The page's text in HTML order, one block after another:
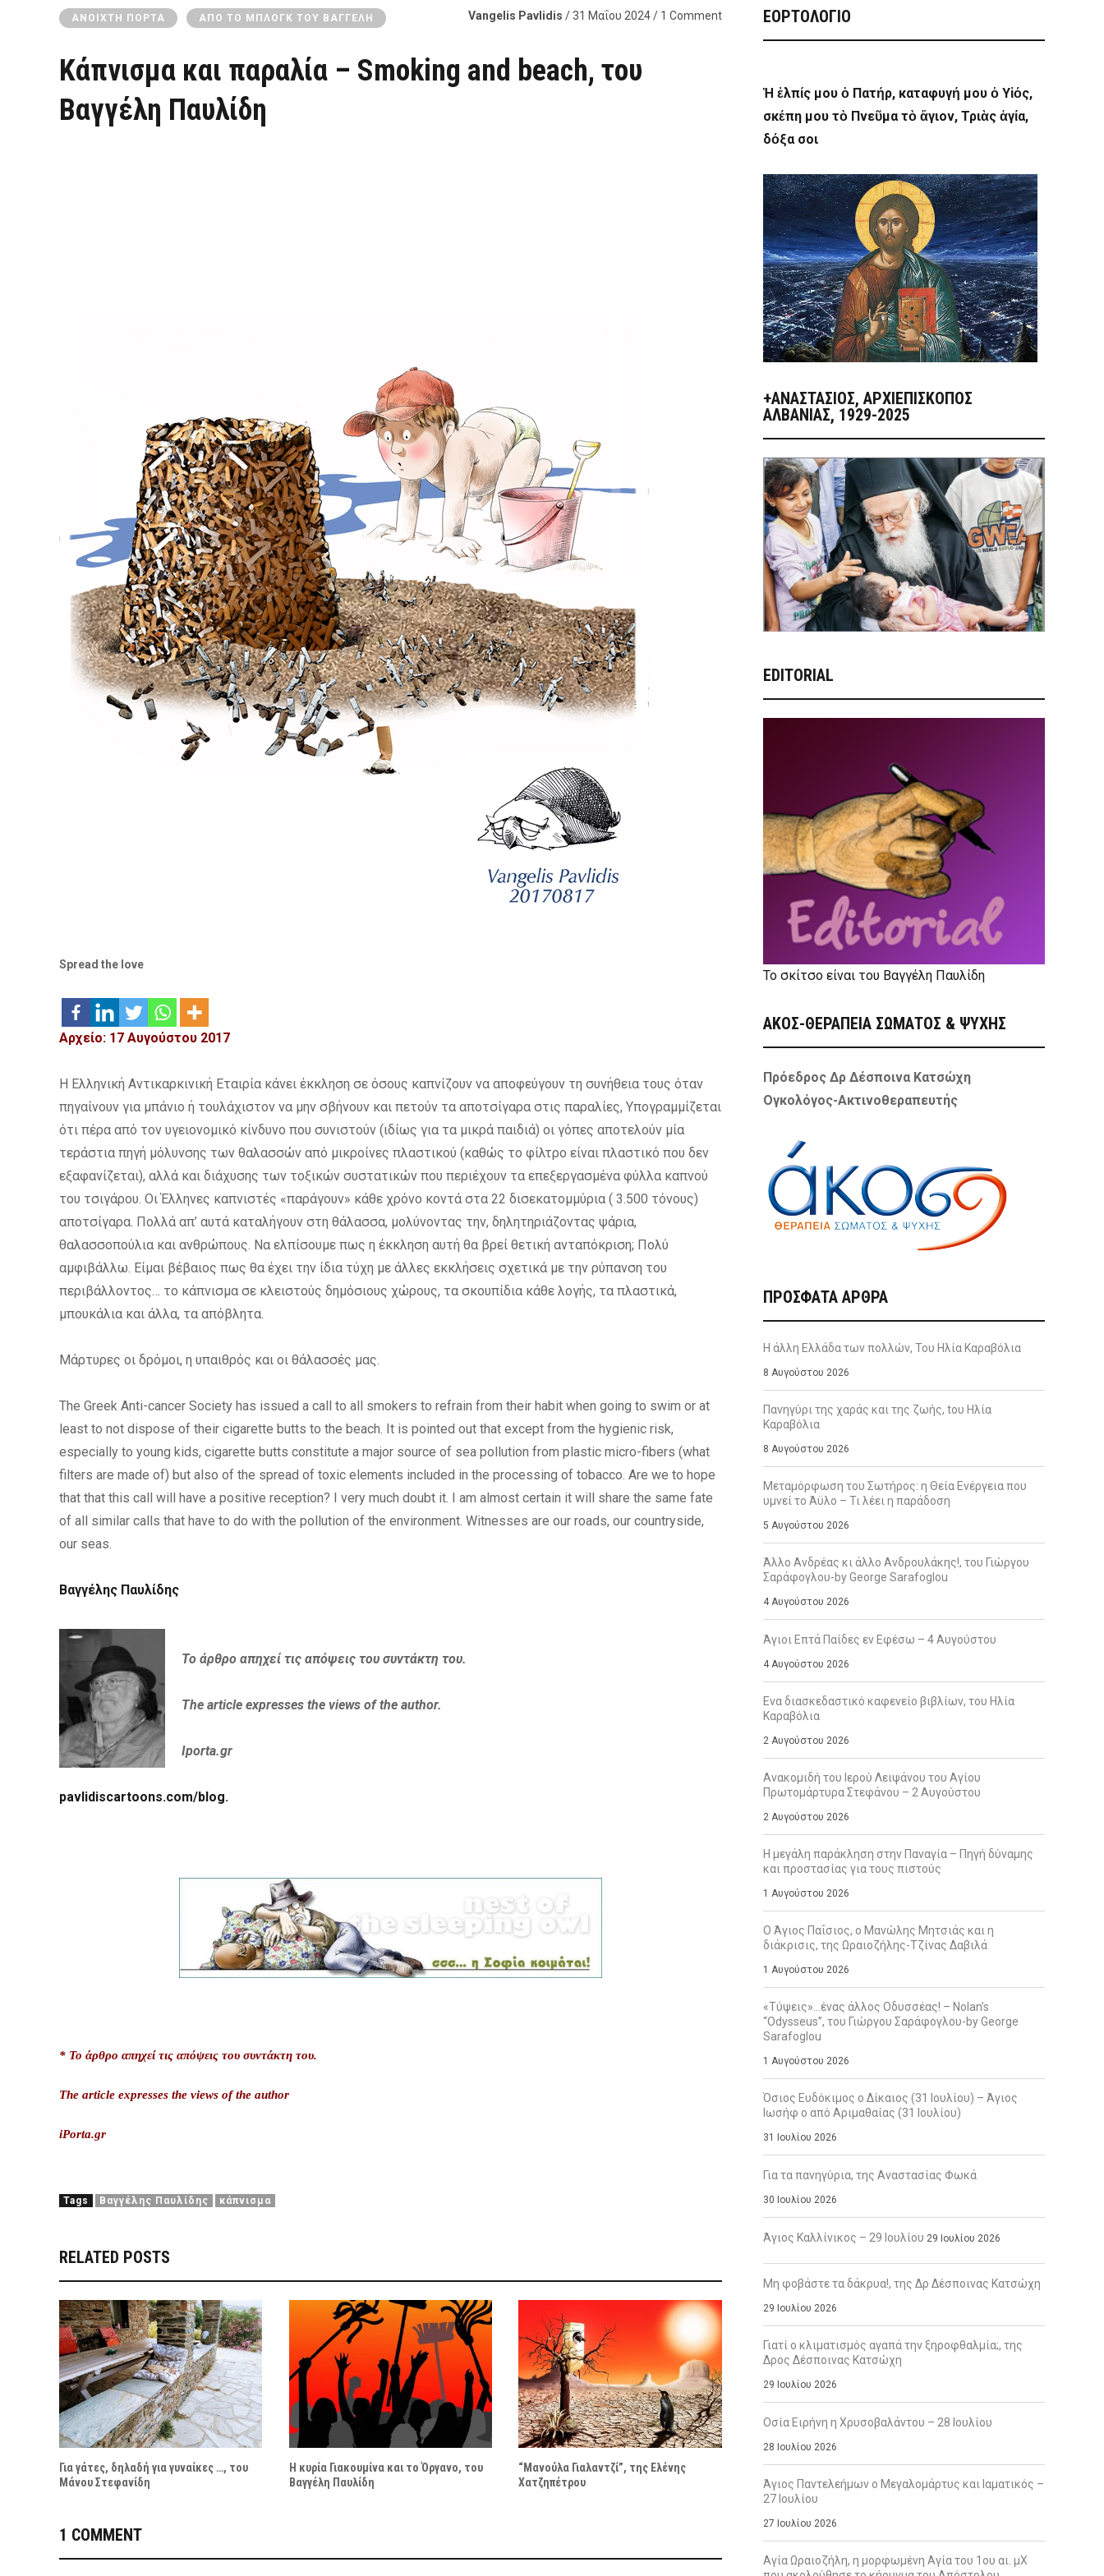
ΑΝΟΙΧΤΉ ΠΌΡΤΑ ΑΠΌ ΤΟ ΜΠΛΟΓΚ ΤΟΥ ΒΑΓΓΈΛΗ Vangelis Pavlidis / 31 Μαΐου 2024 / 1 Comment
Κάπνισμα και παραλία – Smoking and beach, του
Βαγγέλη Παυλίδη
Spread the love
Αρχείο: 17 Αυγούστου 2017
Η Ελληνική Αντικαρκινική Εταιρία κάνει έκκληση σε όσους καπνίζουν να αποφεύγουν τη συνήθεια τους όταν
πηγαίνουν για μπάνιο ή τουλάχιστον να μην σβήνουν και πετούν τα αποτσίγαρα στις παραλίες, Υπογραμμίζεται
ότι πέρα από τον υγειονομικό κίνδυνο που συνιστούν (ιδίως για τα μικρά παιδιά) οι γόπες αποτελούν μία
τεράστια πηγή μόλυνσης των θαλασσών από μικροίνες πλαστικού (καθώς το φίλτρο είναι πλαστικό που δεν
εξαφανίζεται), αλλά και διάχυσης των τοξικών συστατικών που περιέχουν τα επεξεργασμένα φύλλα καπνού
του τσιγάρου. Οι Έλληνες καπνιστές «παράγουν» κάθε χρόνο κοντά στα 22 δισεκατομμύρια ( 3.500 τόνους)
αποτσίγαρα. Πολλά απ’ αυτά καταλήγουν στη θάλασσα, μολύνοντας την, δηλητηριάζοντας ψάρια,
θαλασσοπούλια και ανθρώπους. Να ελπίσουμε πως η έκκληση αυτή θα βρεί θετική ανταπόκριση; Πολύ
αμφιβάλλω. Είμαι βέβαιος πως θα έχει την ίδια τύχη με άλλες εκκλήσεις σχετικά με την ρύπανση του
περιβάλλοντος… το κάπνισμα σε κλειστούς δημόσιους χώρους, τα σκουπίδια κάθε λογής, τα πλαστικά,
μπουκάλια και άλλα, τα απόβλητα.
Μάρτυρες οι δρόμοι, η υπαιθρός και οι θάλασσές μας.
The Greek Anti-cancer Society has issued a call to all smokers to refrain from their habit when going to swim or at
least to not dispose of their cigarette butts to the beach. It is pointed out that except from the hygienic risk,
especially to young kids, cigarette butts constitute a major source of sea pollution from plastic micro-fibers (what
filters are made of) but also of the spread of toxic elements included in the processing of tobacco. Are we to hope
that that this call will have a positive reception? I very much doubt it. I am almost certain it will share the same fate
of all similar calls that have to do with the pollution of the environment. Witnesses are our roads, our countryside,
our seas.
Βαγγέλης Παυλίδης
Το άρθρο απηχεί τις απόψεις του συντάκτη του.
The article expresses the views of the author.
Iporta.gr
pavlidiscartoons.com/blog.
* Το άρθρο απηχεί τις απόψεις του συντάκτη του.
The article expresses the views of the author
iPorta.gr
Tags Βαγγέλης Παυλίδης κάπνισμα
RELATED POSTS
Για γάτες, δηλαδή για γυναίκες …, του
Μάνου Στεφανίδη
Η κυρία Γιακουμίνα και το Όργανο, του
Βαγγέλη Παυλίδη
“Μανούλα Γιαλαντζί”, της Ελένης
Χατζηπέτρου
1 COMMENT
ΕΟΡΤΟΛΟΓΙΟ
Ἡ ἐλπίς μου ὁ Πατήρ, καταφυγή μου ὁ Υἱός,
σκέπη μου τὸ Πνεῦμα τὸ ἅγιον, Τριὰς ἁγία,
δόξα σοι
+ΑΝΑΣΤΆΣΙΟΣ, ΑΡΧΙΕΠΊΣΚΟΠΟΣ
ΑΛΒΑΝΊΑΣ, 1929-2025
EDITORIAL
Το σκίτσο είναι του Βαγγέλη Παυλίδη
ΑΚΟΣ-ΘΕΡΑΠΕΙΑ ΣΩΜΑΤΟΣ & ΨΥΧΗΣ
Πρόεδρος Δρ Δέσποινα Κατσώχη
Ογκολόγος-Ακτινοθεραπευτής
ΠΡΌΣΦΑΤΑ ΆΡΘΡΑ
Η άλλη Ελλάδα των πολλών, Του Ηλία Καραβόλια
8 Αυγούστου 2026
Πανηγύρι της χαράς και της ζωής, tου Ηλία
Καραβόλια
8 Αυγούστου 2026
Μεταμόρφωση του Σωτήρος: η Θεία Ενέργεια που
υμνεί το Άϋλο – Τι λέει η παράδοση
5 Αυγούστου 2026
Άλλο Ανδρέας κι άλλο Ανδρουλάκης!, του Γιώργου
Σαράφογλου-by George Sarafoglou
4 Αυγούστου 2026
Άγιοι Επτά Παίδες εν Εφέσω – 4 Αυγούστου
4 Αυγούστου 2026
Ενα διασκεδαστικό καφενείο βιβλίων, του Ηλία
Καραβόλια
2 Αυγούστου 2026
Ανακομιδή του Ιερού Λειψάνου του Αγίου
Πρωτομάρτυρα Στεφάνου – 2 Αυγούστου
2 Αυγούστου 2026
Η μεγάλη παράκληση στην Παναγία – Πηγή δύναμης
και προστασίας για τους πιστούς
1 Αυγούστου 2026
Ο Άγιος Παΐσιος, ο Μανώλης Μητσιάς και η
διάκρισις, της Ωραιοζήλης-Τζίνας Δαβιλά
1 Αυγούστου 2026
«Τύψεις»…ένας άλλος Οδυσσέας! – Nolan’s
“Odysseus”, του Γιώργου Σαράφογλου-by George
Sarafoglou
1 Αυγούστου 2026
Όσιος Ευδόκιμος ο Δίκαιος (31 Ιουλίου) – Άγιος
Ιωσήφ ο από Αριμαθαίας (31 Ιουλίου)
31 Ιουλίου 2026
Για τα πανηγύρια, της Αναστασίας Φωκά
30 Ιουλίου 2026
Άγιος Καλλίνικος – 29 Ιουλίου 29 Ιουλίου 2026
Μη φοβάστε τα δάκρυα!, της Δρ Δέσποινας Κατσώχη
29 Ιουλίου 2026
Γιατί ο κλιματισμός αγαπά την ξηροφθαλμία;, της
Δρος Δέσποινας Κατσώχη
29 Ιουλίου 2026
Οσία Ειρήνη η Χρυσοβαλάντου – 28 Ιουλίου
28 Ιουλίου 2026
Άγιος Παντελεήμων ο Μεγαλομάρτυς και Ιαματικός –
27 Ιουλίου
27 Ιουλίου 2026
Αγία Ωραιοζήλη, η μορφωμένη Αγία του 1ου αι. μΧ